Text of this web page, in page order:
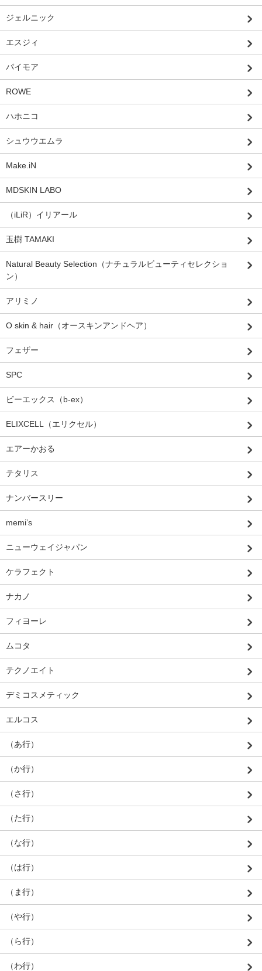
ジェルニック
エスジィ
パイモア
ROWE
ハホニコ
シュウウエムラ
Make.iN
MDSKIN LABO
（iLiR）イリアール
玉樹 TAMAKI
Natural Beauty Selection（ナチュラルビューティセレクショ
ン）
アリミノ
O skin & hair（オースキンアンドヘア）
フェザー
SPC
ビーエックス（b-ex）
ELIXCELL（エリクセル）
エアーかおる
テタリス
ナンバースリー
memi’s
ニューウェイジャパン
ケラフェクト
ナカノ
フィヨーレ
ムコタ
テクノエイト
デミコスメティック
エルコス
（あ行）
（か行）
（さ行）
（た行）
（な行）
（は行）
（ま行）
（や行）
（ら行）
（わ行）